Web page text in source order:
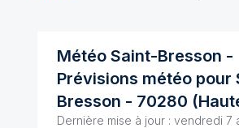
Météo Saint-Bresson -
Prévisions météo pour
Bresson - 70280 (
Dernière mise à jour : vendredi 7